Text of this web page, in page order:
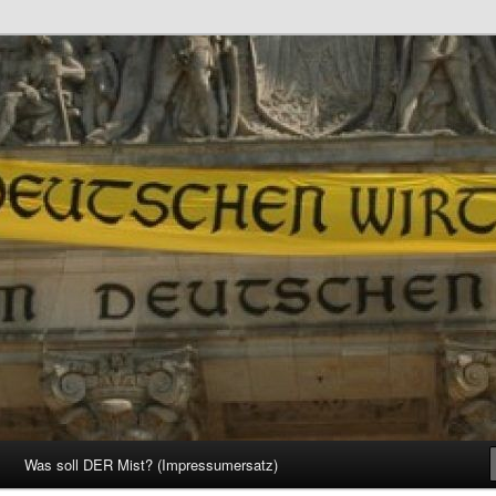
Was soll DER Mist? (Impressumersatz)